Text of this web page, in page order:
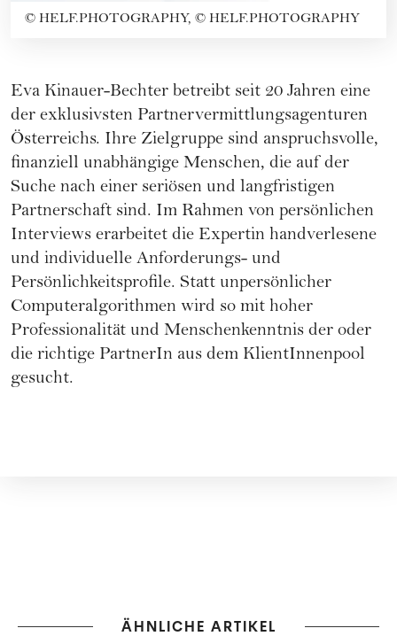
© HELF.PHOTOGRAPHY, © HELF.PHOTOGRAPHY
Eva Kinauer-Bechter betreibt seit 20 Jahren eine
der exklusivsten Partnervermittlungsagenturen
Österreichs. Ihre Zielgruppe sind anspruchsvolle,
finanziell unabhängige Menschen, die auf der
Suche nach einer seriösen und langfristigen
Partnerschaft sind. Im Rahmen von persönlichen
Interviews erarbeitet die Expertin handverlesene
und individuelle Anforderungs- und
Persönlichkeitsprofile. Statt unpersönlicher
Computeralgorithmen wird so mit hoher
Professionalität und Menschenkenntnis der oder
die richtige PartnerIn aus dem KlientInnenpool
gesucht.
ÄHNLICHE ARTIKEL